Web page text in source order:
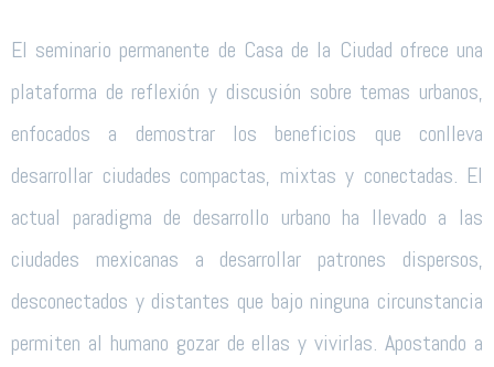
El seminario permanente de Casa de la Ciudad ofrece una
plataforma de reflexión y discusión sobre temas urbanos,
enfocados a demostrar los beneficios que conlleva
desarrollar ciudades compactas, mixtas y conectadas. El
actual paradigma de desarrollo urbano ha llevado a las
ciudades mexicanas a desarrollar patrones dispersos,
desconectados y distantes que bajo ninguna circunstancia
permiten al humano gozar de ellas y vivirlas. Apostando a